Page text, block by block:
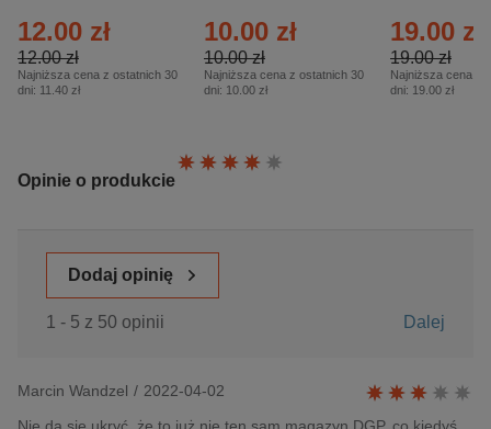
12.00 zł
12.00 zł
Najniższa cena z ostatnich 30
dni: 11.40 zł
10.00 zł
10.00 zł
Najniższa cena z ostatnich 30
dni: 10.00 zł
– 2/2026
19.00 zł
19.00 zł
Najniższa cena z
dni: 19.00 zł
Opinie o produkcie
Ocena:
Dodaj opinię
1 - 5 z 50 opinii Dalej
Marcin Wandzel / 2022-04-02